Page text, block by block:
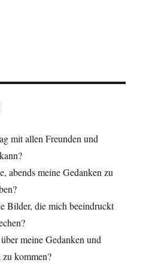
mit allen Freunden und
abends meine Gedanken zu
Bilder, die mich beeindruckt
meine Gedanken und
zu kommen?